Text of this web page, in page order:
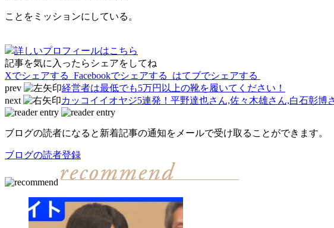
ことをミッションにしている。
詳しいプロフィールはこちら
記事を気に入ったらシェアをしてね
Xでシェアする Facebookでシェアする
はてブでシェアする
prev
経営者は最低でも5万円以上の靴を履いてください！
next
カッコイイオヤジ5連発！平野達也さん,佐々木雄さん,白石彰博
ブログの読者になると新着記事の通知をメールで受け取ることができます。
ブログの読者登録